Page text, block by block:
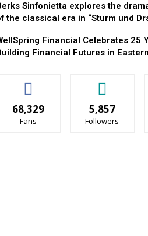
Sinfonietta explores the
the classical era in “Sturm und
Financial Celebrates 25
Financial Futures in
68,329
Fans
5,857
Followers